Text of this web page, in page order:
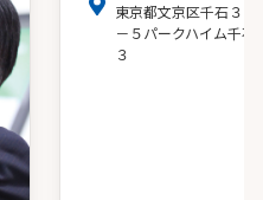
東京都文京区千石３－
－５パークハイム千石
３